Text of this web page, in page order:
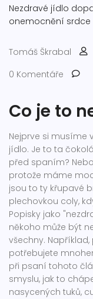
Nezdravé jídlo
onemocnění srdce
Tomáš Škrabal
0 Komentáře
Co je to
Nejprve si musíme
jídlo. Je to ta
před spaním?
protože máme
jsou to ty křupavé
plechovkou coly,
Popisky jako
někoho může být
všechny.
potřebujete
při psaní tohoto
smyslu, jak to
nasycených tuků,